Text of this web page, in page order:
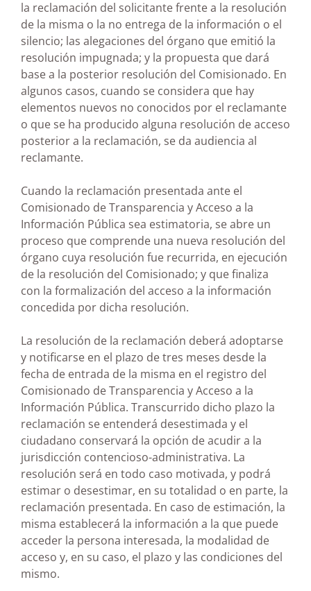
la reclamación del solicitante frente a la resolución
de la misma o la no entrega de la información o el
silencio; las alegaciones del órgano que emitió la
resolución impugnada; y la propuesta que dará
base a la posterior resolución del Comisionado. En
algunos casos, cuando se considera que hay
elementos nuevos no conocidos por el reclamante
o que se ha producido alguna resolución de acceso
posterior a la reclamación, se da audiencia al
reclamante.
Cuando la reclamación presentada ante el
Comisionado de Transparencia y Acceso a la
Información Pública sea estimatoria, se abre un
proceso que comprende una nueva resolución del
órgano cuya resolución fue recurrida, en ejecución
de la resolución del Comisionado; y que finaliza
con la formalización del acceso a la información
concedida por dicha resolución.
La resolución de la reclamación deberá adoptarse
y notificarse en el plazo de tres meses desde la
fecha de entrada de la misma en el registro del
Comisionado de Transparencia y Acceso a la
Información Pública. Transcurrido dicho plazo la
reclamación se entenderá desestimada y el
ciudadano conservará la opción de acudir a la
jurisdicción contencioso-administrativa. La
resolución será en todo caso motivada, y podrá
estimar o desestimar, en su totalidad o en parte, la
reclamación presentada. En caso de estimación, la
misma establecerá la información a la que puede
acceder la persona interesada, la modalidad de
acceso y, en su caso, el plazo y las condiciones del
mismo.